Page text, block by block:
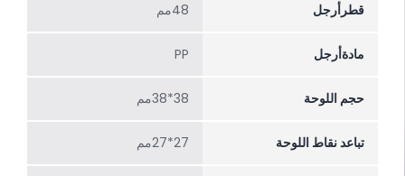
قطرأرجل 48مم
مادةأرجل PP
حجم اللوحة 38*38مم
تباعد نقاط اللوحة 27*27مم